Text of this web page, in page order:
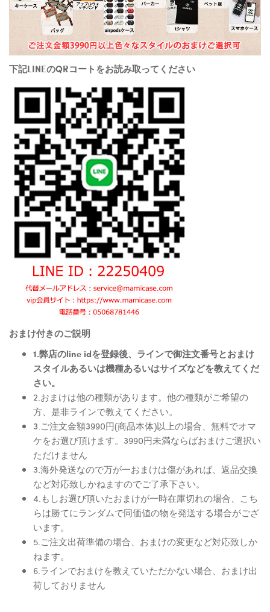
下記LINEのQRコートをお読み取ってください
おまけ付きのご説明
1.弊店のline idを登録後、ラインで御注文番号とおまけ
スタイルあるいは機種あるいはサイズなどを教えてくだ
さい。
2.おまけは他の種類があります。他の種類がご希望の
方、是非ラインで教えてください。
3.ご注文金額3990円(商品本体)以上の場合、無料でオマ
ケをお選び頂けます。3990円未満ならばおまけご選択い
ただけません
3.海外発送なので万が一おまけは傷があれば、返品交換
など対応致しかねますのでご了承下さい。
4.もしお選び頂いたおまけが一時在庫切れの場合、こち
らは勝てにランダムで同価値の物を発送する場合がござ
います。
5.ご注文出荷準備の場合、おまけの変更など対応致しか
ねます。
6.ラインでおまけを教えていただかない場合、おまけ出
荷しておりません